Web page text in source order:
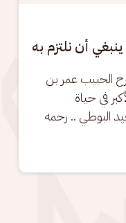
الحبيب عمر بن
في حياة
البوطي .. رحمه